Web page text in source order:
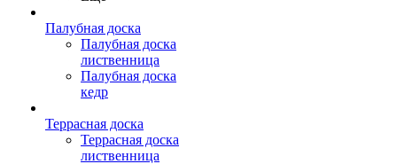
Палубная доска
Палубная доска
лиственница
Палубная доска
кедр
Террасная доска
Террасная доска
лиственница